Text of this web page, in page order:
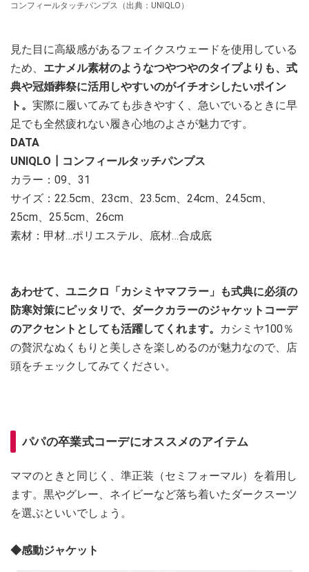
コンフィールタッチパンプス（出典：UNIQLO）
見た目に高級感があるフェイクスウェードを使用している
ため、 エナメル素材のようなつやつやのタイプよりも、式
典や冠婚葬祭に活用しやすいのがイチオシしたいポイン
ト。 実際に履いてみても歩きやすく、急いでいるときに早
足でも全然疲れない履き心地のよさが魅力です。
DATA
UNIQLO┃コンフィールタッチパンプス
カラー：09、31
サイズ：22.5cm、23cm、23.5cm、24cm、24.5cm、
25cm、25.5cm、26cm
素材：甲材…ポリエステル、底材…合成底
あわせて、ユニクロ「カシミヤマフラー」も式典に必須の
防寒対策にピッタリで、ダークカラーのジャケットコーデ
のアクセントとしても活躍してくれます。
カシミヤ100％
の贅沢なぬくもりと美しさを楽しめるのが魅力なので、店
頭をチェックしてみてください。
パパの卒業式コーデにオススメのアイテム
ママのときと同じく、準正装（セミフォーマル）を着用し
ます。黒やグレー、ネイビーなど落ち着いたダークスーツ
を選ぶといいでしょう。
◆感動ジャケット